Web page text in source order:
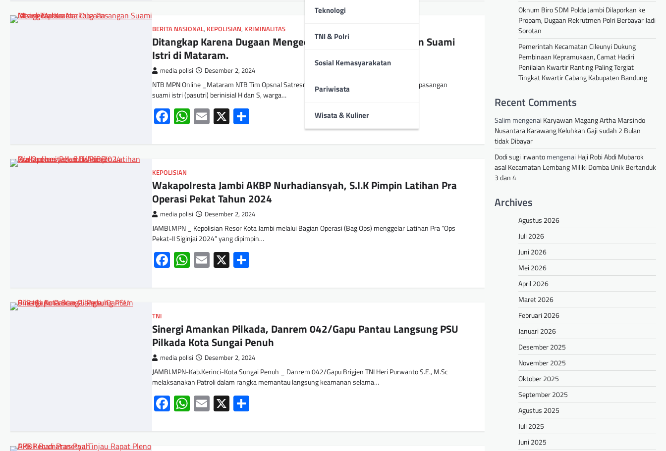
Teknologi
TNI & Polri
Sosial Kemasyarakatan
Pariwisata
Wisata & Kuliner
BERITA NASIONAL, KEPOLISIAN, KRIMINALITAS
Ditangkap Karena Dugaan Mengedarkan Narkoba Pasangan Suami
Istri di Mataram.
media polisi Desember 2, 2024
NTB MPN Online _Mataram NTB Tim Opsnal Satresnarkoba Polresta Mataram menangkap pasangan
suami istri (pasutri) berinisial H dan S, warga…
Facebook
WhatsApp
Email
X
KEPOLISIAN
Wakapolresta Jambi AKBP Nurhadiansyah, S.I.K Pimpin Latihan Pra
Operasi Pekat Tahun 2024
media polisi Desember 2, 2024
JAMBI.MPN _ Kepolisian Resor Kota Jambi melalui Bagian Operasi (Bag Ops) menggelar Latihan Pra “Ops
Pekat-II Siginjai 2024” yang dipimpin…
Facebook
WhatsApp
Email
X
TNI
Sinergi Amankan Pilkada, Danrem 042/Gapu Pantau Langsung PSU
Pilkada Kota Sungai Penuh
media polisi Desember 2, 2024
JAMBI.MPN-Kab.Kerinci-Kota Sungai Penuh _ Danrem 042/Gapu Brigjen TNI Heri Purwanto S.E., M.Sc
melaksanakan Patroli dalam rangka memantau langsung keamanan selama…
Facebook
WhatsApp
Email
X
Oknum Biro SDM Polda Jambi Dilaporkan ke
Propam, Dugaan Rekrutmen Polri Berbayar Jadi
Sorotan
Pemerintah Kecamatan Cileunyi Dukung
Pembinaan Kepramukaan, Camat Hadiri
Penilaian Kwartir Ranting Paling Tergiat
Tingkat Kwartir Cabang Kabupaten Bandung
Recent Comments
Salim mengenai Karyawan Magang Artha Marsindo
Nusantara Karawang Keluhkan Gaji sudah 2 Bulan
tidak Dibayar
Dodi sugi irwantomengenai Haji Robi Abdi Mubarok
asal Kecamatan Lembang Miliki Domba Unik Bertanduk
3 dan 4
Archives
Agustus 2026
Juli 2026
Juni 2026
Mei 2026
April 2026
Maret 2026
Februari 2026
Januari 2026
Desember 2025
November 2025
Oktober 2025
September 2025
Agustus 2025
Juli 2025
Juni 2025